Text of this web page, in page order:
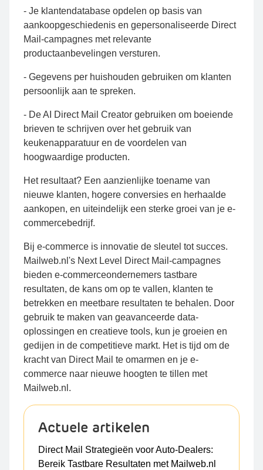
- Je klantendatabase opdelen op basis van
aankoopgeschiedenis en gepersonaliseerde Direct
Mail-campagnes met relevante
productaanbevelingen versturen.
- Gegevens per huishouden gebruiken om klanten
persoonlijk aan te spreken.
- De AI Direct Mail Creator gebruiken om boeiende
brieven te schrijven over het gebruik van
keukenapparatuur en de voordelen van
hoogwaardige producten.
Het resultaat? Een aanzienlijke toename van
nieuwe klanten, hogere conversies en herhaalde
aankopen, en uiteindelijk een sterke groei van je e-
commercebedrijf.
Bij e-commerce is innovatie de sleutel tot succes.
Mailweb.nl's Next Level Direct Mail-campagnes
bieden e-commerceondernemers tastbare
resultaten, de kans om op te vallen, klanten te
betrekken en meetbare resultaten te behalen. Door
gebruik te maken van geavanceerde data-
oplossingen en creatieve tools, kun je groeien en
gedijen in de competitieve markt. Het is tijd om de
kracht van Direct Mail te omarmen en je e-
commerce naar nieuwe hoogten te tillen met
Mailweb.nl.
Actuele artikelen
Direct Mail Strategieën voor Auto-Dealers:
Bereik Tastbare Resultaten met Mailweb.nl